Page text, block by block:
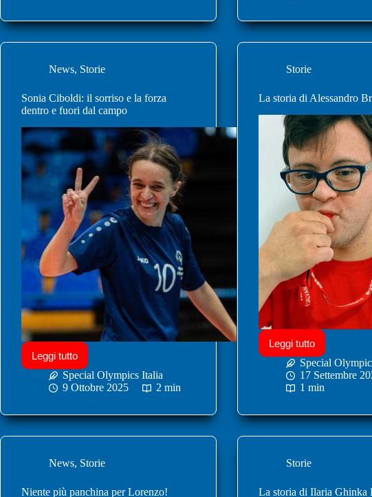
News, Storie
Sonia Ciboldi: il sorriso e la forza
dentro e fuori dal campo
Leggi tutto
Special Olympics Italia
9 Ottobre 2025
2 min
Storie
La storia di Alessandro
Leggi tutto
Special
17 Settembre
1 min
News, Storie
Niente più panchina per Lorenzo!
Storie
La storia di Ilaria Ghinka